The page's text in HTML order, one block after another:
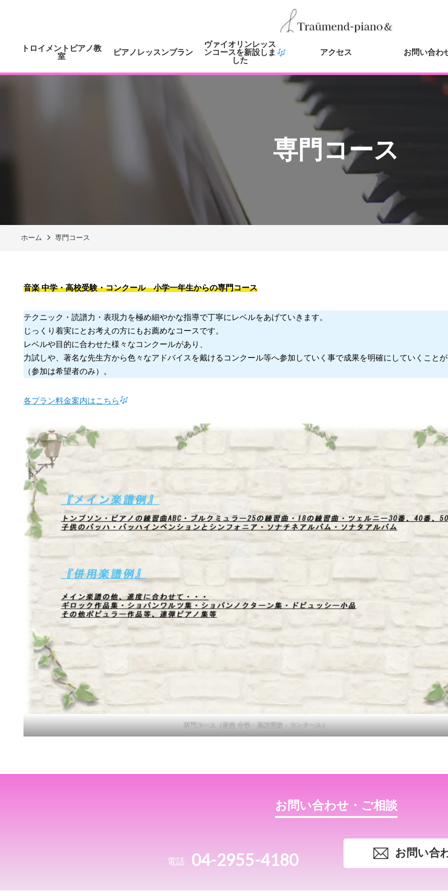
トロイメントピアノ教
室
ピアノレッスンプラン
ヴァイオリンレッス
ンコースを新設しま
した
アクセス お問い合わ
専門コース
ホーム 専門コース
音楽 中学・高校受験・コンクール 小学一年生からの専門コース
テクニック・読譜力・表現力を極め細やかな指導で丁寧にレベルをあげていきます。
じっくり着実にとお考えの方にもお薦めなコースです。
レベルや目的に合わせた様々なコンクールがあり、
力試しや、著名な先生方から色々なアドバイスを戴けるコンクール等へ参加していく事で成果を明確にしていくこと
（参加は希望者のみ）。
各プラン料金案内はこちら
専門コース（音楽 中学・高校受験・コンクール）
お問い合わせ・ご相談
電話 04-2955-4180 お問い合